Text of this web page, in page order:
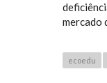
mercado
ecoedu